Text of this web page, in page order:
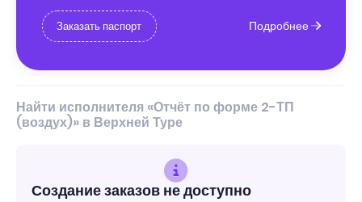
Заказать паспорт Подробнее
Найти исполнителя «Отчёт по форме 2-ТП
(воздух)» в Верхней Туре
Создание заказов не доступно